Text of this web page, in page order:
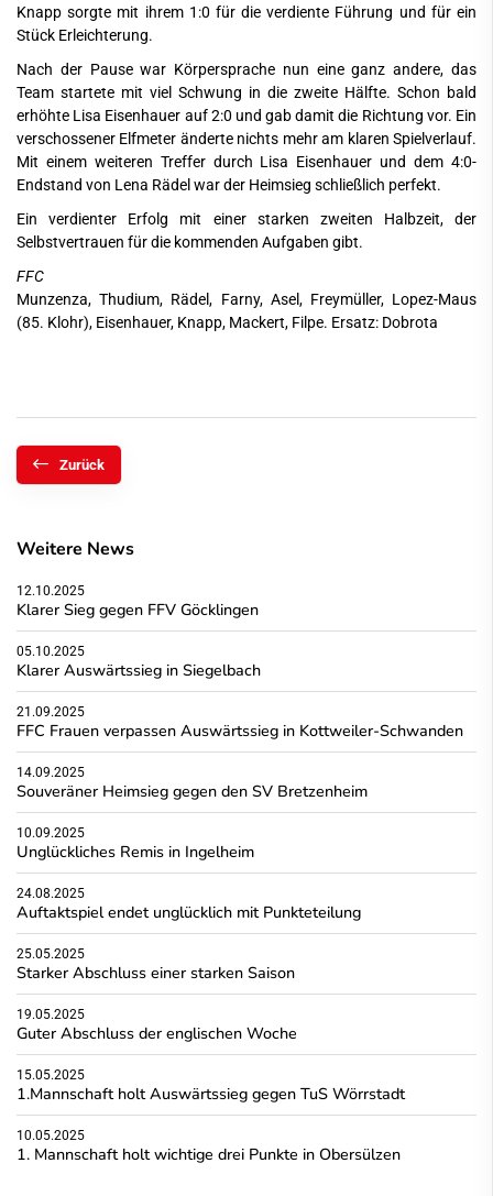
Knapp sorgte mit ihrem 1:0 für die verdiente Führung und für ein
Stück Erleichterung.
Nach der Pause war Körpersprache nun eine ganz andere, das
Team startete mit viel Schwung in die zweite Hälfte. Schon bald
erhöhte Lisa Eisenhauer auf 2:0 und gab damit die Richtung vor. Ein
verschossener Elfmeter änderte nichts mehr am klaren Spielverlauf.
Mit einem weiteren Treffer durch Lisa Eisenhauer und dem 4:0-
Endstand von Lena Rädel war der Heimsieg schließlich perfekt.
Ein verdienter Erfolg mit einer starken zweiten Halbzeit, der
Selbstvertrauen für die kommenden Aufgaben gibt.
FFC
Munzenza, Thudium, Rädel, Farny, Asel, Freymüller, Lopez-Maus
(85. Klohr), Eisenhauer, Knapp, Mackert, Filpe. Ersatz: Dobrota
Zurück
Weitere News
12.10.2025
Klarer Sieg gegen FFV Göcklingen
05.10.2025
Klarer Auswärtssieg in Siegelbach
21.09.2025
FFC Frauen verpassen Auswärtssieg in Kottweiler-Schwanden
14.09.2025
Souveräner Heimsieg gegen den SV Bretzenheim
10.09.2025
Unglückliches Remis in Ingelheim
24.08.2025
Auftaktspiel endet unglücklich mit Punkteteilung
25.05.2025
Starker Abschluss einer starken Saison
19.05.2025
Guter Abschluss der englischen Woche
15.05.2025
1.Mannschaft holt Auswärtssieg gegen TuS Wörrstadt
10.05.2025
1. Mannschaft holt wichtige drei Punkte in Obersülzen